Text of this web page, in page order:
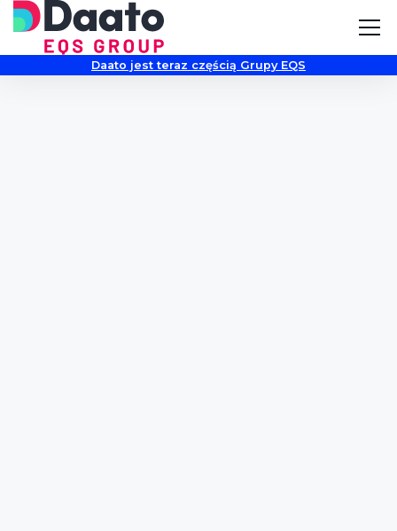
Daato jest teraz częścią Grupy EQS